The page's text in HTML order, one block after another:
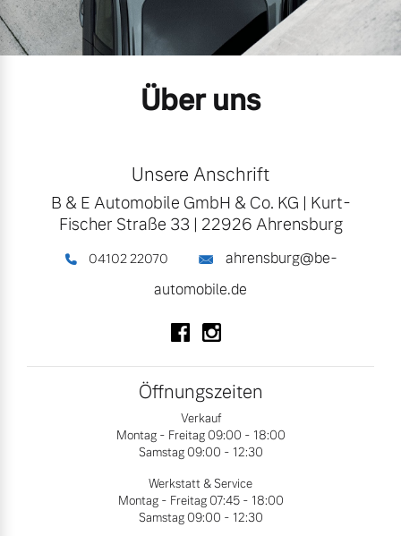
Mild-Hybrid
Geschäftskunden
Konnektivität
Angebot anfragen
Fahrzeug konfigurieren
Sofort verfügbare Fahrzeuge
Volvo Gebrauchtwagenbörse
Gebrauchtwagen
Aktuelle Zubehörangebote
Zubehörkatalog
Aktuelle Serviceangebote
Sie erhalten bei uns eine
Vielzahl von Original
Volvo Winter- und
Sommer Kompletträder.
Bitte sprechen Sie uns
direkt an.
Kontakt und Anfahrt
Über uns
Unsere Anschrift
B & E Automobile GmbH & Co. KG | Kurt-
Fischer Straße 33 | 22926 Ahrensburg
04102 22070
ahrensburg@be-
automobile.de
Folgen Sie uns auf Facebook
Öffnungszeiten
Verkauf
Montag - Freitag 09:00 - 18:00
Samstag 09:00 - 12:30
Werkstatt & Service
Montag - Freitag 07:45 - 18:00
Samstag 09:00 - 12:30